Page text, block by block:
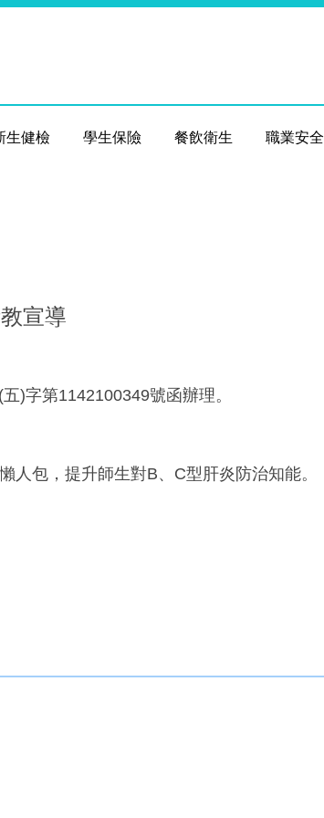
生健檢 學生保險 餐飲衛生 職業安全
宣導
)字第1142100349號函辦理。
人包，提升師生對B、C型肝炎防治知能。